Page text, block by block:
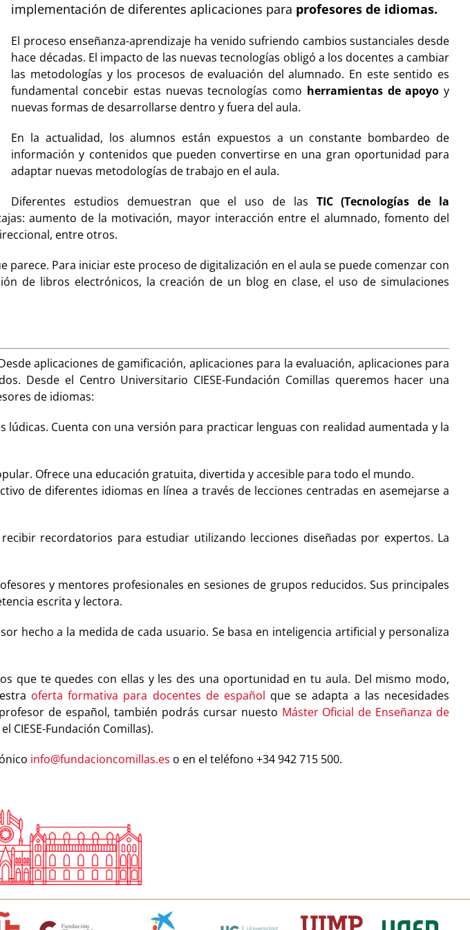
implementación de diferentes aplicaciones para profesores de idiomas.
El proceso enseñanza-aprendizaje ha venido sufriendo cambios sustanciales desde
hace décadas. El impacto de las nuevas tecnologías obligó a los docentes a cambiar
las metodologías y los procesos de evaluación del alumnado. En este sentido es
fundamental concebir estas nuevas tecnologías como herramientas de apoyo y
nuevas formas de desarrollarse dentro y fuera del aula.
En la actualidad, los alumnos están expuestos a un constante bombardeo de
información y contenidos que pueden convertirse en una gran oportunidad para
adaptar nuevas metodologías de trabajo en el aula.
Diferentes estudios demuestran que el uso de las TIC (Tecnologías de la
aumento de la motivación, mayor interacción entre el alumnado, fomento del
entre otros.
Para iniciar este proceso de digitalización en el aula se puede comenzar con
de libros electrónicos, la creación de un blog en clase, el uso de simulaciones
aplicaciones de gamificación, aplicaciones para la evaluación, aplicaciones para
Desde el Centro Universitario CIESE-Fundación Comillas queremos hacer una
de idiomas:
Cuenta con una versión para practicar lenguas con realidad aumentada y la
Ofrece una educación gratuita, divertida y accesible para todo el mundo.
de diferentes idiomas en línea a través de lecciones centradas en asemejarse a
recordatorios para estudiar utilizando lecciones diseñadas por expertos. La
y mentores profesionales en sesiones de grupos reducidos. Sus principales
escrita y lectora.
hecho a la medida de cada usuario. Se basa en inteligencia artificial y personaliza
que te quedes con ellas y les des una oportunidad en tu aula. Del mismo modo,
oferta formativa para docentes de español que se adapta a las necesidades
de español, también podrás cursar nuesto Máster Oficial de Enseñanza de
CIESE-Fundación Comillas).
info@fundacioncomillas.es o en el teléfono +34 942 715 500.